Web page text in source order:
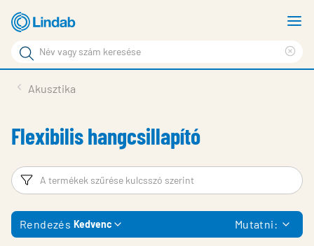
tartalomhoz
Keresési
kifejezés
Oldalak
keresése
Támogatás
Lindabról
Fenntarthatóság
Kapcsolat
Akusztika
Flexibilis hangcsillapító
Szűrő
Rendezés Kedvenc Mutatni: